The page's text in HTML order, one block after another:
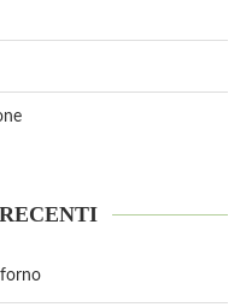
forno